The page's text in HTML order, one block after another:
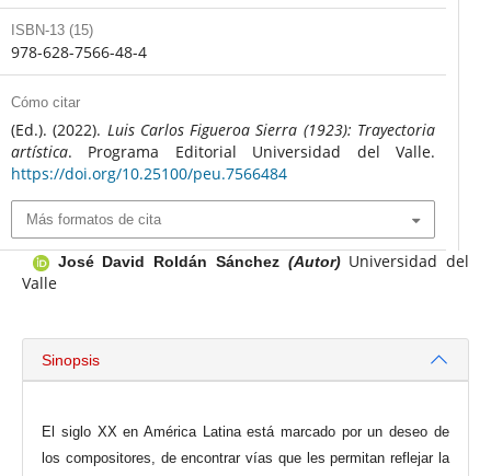
ISBN-13 (15)
978-628-7566-48-4
Cómo citar
(Ed.). (2022). Luis Carlos Figueroa Sierra (1923): Trayectoria
artística. Programa Editorial Universidad del Valle.
https://doi.org/10.25100/peu.7566484
Más formatos de cita
José David Roldán Sánchez (Autor) Universidad del
Valle
Sinopsis
El siglo XX en América Latina está marcado por un deseo de
los compositores, de encontrar vías que les permitan reflejar la